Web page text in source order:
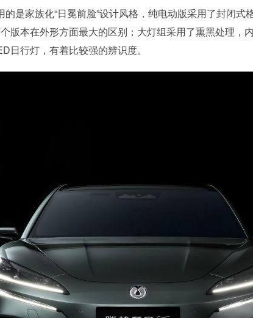
是家族化“日冕前脸”设计风格，纯电动版采用了封闭式
版本在外形方面最大的区别；大灯组采用了熏黑处理，
日行灯，有着比较强的辨识度。